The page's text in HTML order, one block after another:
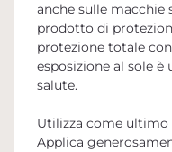
anche sulle macchie
prodotto di
protezione totale
esposizione al sole è
salute.
Utilizza come ultimo
Applica